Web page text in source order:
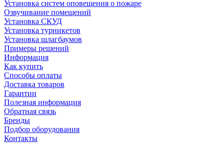
Установка систем оповещения о пожаре
Озвучивание помещений
Установка СКУД
Установка турникетов
Установка шлагбаумов
Примеры решений
Информация
Как купить
Способы оплаты
Доставка товаров
Гарантии
Полезная информация
Обратная связь
Бренды
Подбор оборудования
Контакты